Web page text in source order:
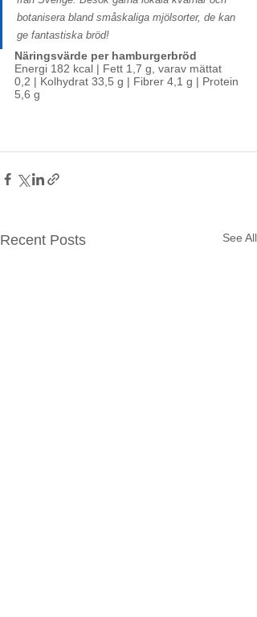
botanisera bland småskaliga mjölsorter, de kan
ge fantastiska bröd!
Näringsvärde per hamburgerbröd
Energi 182 kcal | Fett 1,7 g, varav mättat
0,2 | Kolhydrat 33,5 g | Fibrer 4,1 g | Protein
5,6 g
Recent Posts See All